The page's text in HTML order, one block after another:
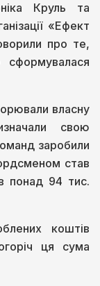
Круль та
«Ефект
про те,
власну
свою
заробили
став
понад 94 тис.
коштів
ця сума